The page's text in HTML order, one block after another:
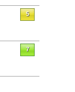
5
7